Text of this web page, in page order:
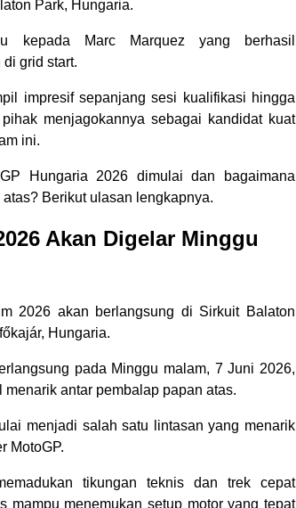
Park, Hungaria.
kepada Marc Marquez yang berhasil
grid start.
impresif sepanjang sesi kualifikasi hingga
menjagokannya sebagai kandidat kuat
ini.
Hungaria 2026 dimulai dan bagaimana
Berikut ulasan lengkapnya.
Akan Digelar Minggu
2026 akan berlangsung di Sirkuit Balaton
Hungaria.
pada Minggu malam, 7 Juni 2026,
antar pembalap papan atas.
menjadi salah satu lintasan yang menarik
MotoGP.
tikungan teknis dan trek cepat
mampu menemukan setup motor yang tepat